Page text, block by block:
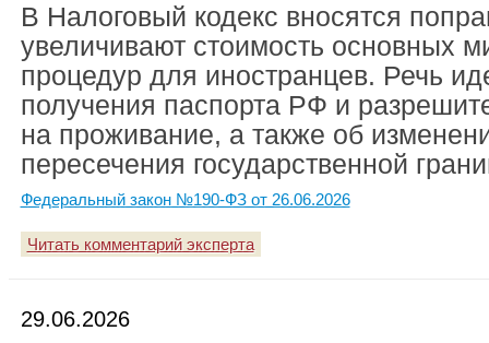
В Налоговый кодекс вносятся
увеличивают стоимость основных
процедур для иностранцев. Речь
получения паспорта РФ и
на проживание, а также об
пересечения государственной
Федеральный закон №190-ФЗ от 26.06.2026
Читать комментарий эксперта
29.06.2026